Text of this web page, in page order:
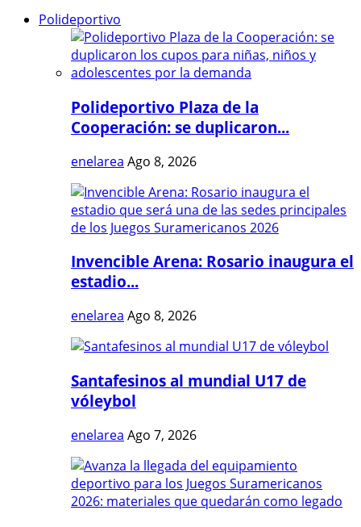
Polideportivo
Polideportivo Plaza de la
Cooperación: se duplicaron...
enelarea Ago 8, 2026
Invencible Arena: Rosario inaugura el
estadio...
enelarea Ago 8, 2026
Santafesinos al mundial U17 de
vóleybol
enelarea Ago 7, 2026